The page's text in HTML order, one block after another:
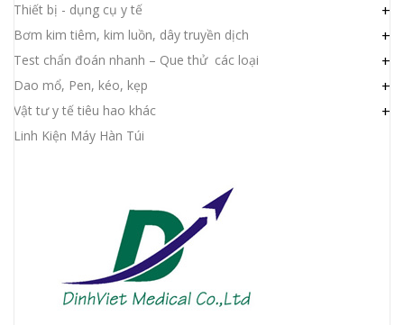
Thiết bị - dụng cụ y tế +
Bơm kim tiêm, kim luồn, dây truyền dịch +
Test chẩn đoán nhanh – Que thử các loại +
Dao mổ, Pen, kéo, kẹp +
Vật tư y tế tiêu hao khác +
Linh Kiện Máy Hàn Túi